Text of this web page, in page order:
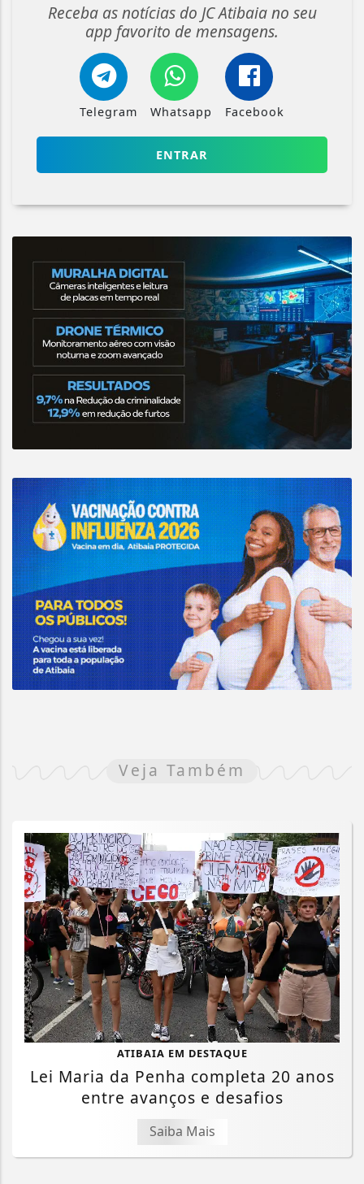
Receba as notícias do JC Atibaia no seu
app favorito de mensagens.
Telegram Whatsapp Facebook
ENTRAR
Veja Também
ATIBAIA EM DESTAQUE
Lei Maria da Penha completa 20 anos
entre avanços e desafios
Saiba Mais